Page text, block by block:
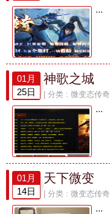
...
01月
25日
神歌之城
| 分类 : 微变态传奇
...
01月
14日
天下微变
| 分类 : 微变态传奇
...